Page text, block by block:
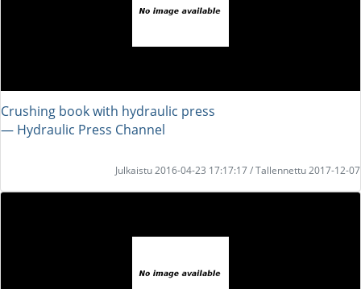
Crushing book with hydraulic press
― Hydraulic Press Channel
Julkaistu 2016-04-23 17:17:17 / Tallennettu 2017-12-07